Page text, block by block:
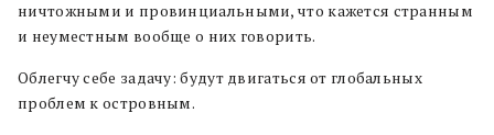
ничтожными и провинциальными, что кажется странным
и неуместным вообще о них говорить.
Облегчу себе задачу: будут двигаться от глобальных
проблем к островным.